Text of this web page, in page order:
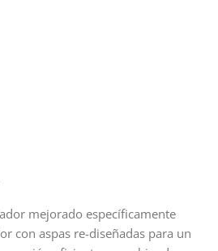
mejorado específicamente
con aspas re-diseñadas para un